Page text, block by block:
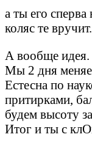
а ты его
коляс те
А вообще идея.
Мы 2 дня
Естесна по
притирками,
будем высоту
Итог и ты с